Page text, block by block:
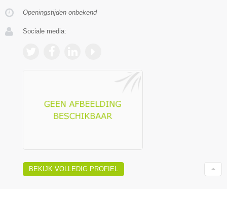
Openingstijden onbekend
Sociale media:
BEKIJK VOLLEDIG PROFIEL